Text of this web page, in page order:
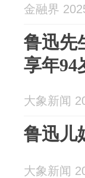
金融界
鲁迅先
享年94
大象新闻
鲁迅儿
大象新闻